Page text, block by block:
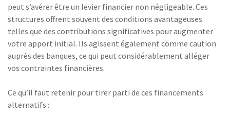
peut s’avérer être un levier financier non négligeable. Ces
structures offrent souvent des conditions avantageuses
telles que des contributions significatives pour augmenter
votre apport initial. Ils agissent également comme caution
auprès des banques, ce qui peut considérablement alléger
vos contraintes financières.
Ce qu’il faut retenir pour tirer parti de ces financements
alternatifs :